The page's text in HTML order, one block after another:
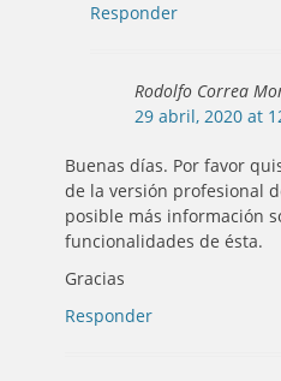
Responder
Rodolfo Correa
29 abril, 2020 at
Buenas días. Por favor
de la versión profesional
posible más información
funcionalidades de ésta.
Gracias
Responder